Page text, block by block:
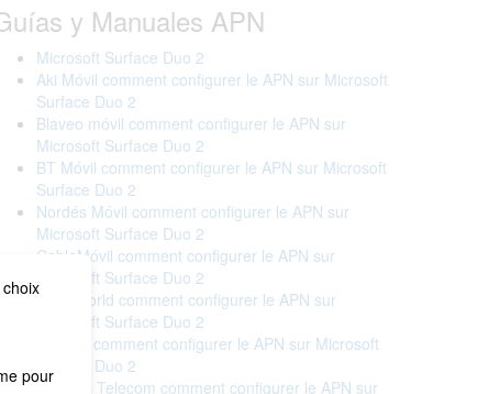
pour
y Manuales APN
Microsoft Surface Duo 2
Aki Móvil comment configurer le APN sur Microsoft
Surface Duo 2
Blaveo móvil comment configurer le APN sur
Microsoft Surface Duo 2
BT Móvil comment configurer le APN sur Microsoft
Surface Duo 2
Nordés Móvil comment configurer le APN sur
Microsoft Surface Duo 2
CableMóvil comment configurer le APN sur
Microsoft Surface Duo 2
Cableworld comment configurer le APN sur
Microsoft Surface Duo 2
Cellhire comment configurer le APN sur Microsoft
Surface Duo 2
Correos Telecom comment configurer le APN sur